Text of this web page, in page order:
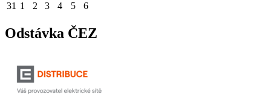
31 1 2 3 4 5 6
Odstávka ČEZ